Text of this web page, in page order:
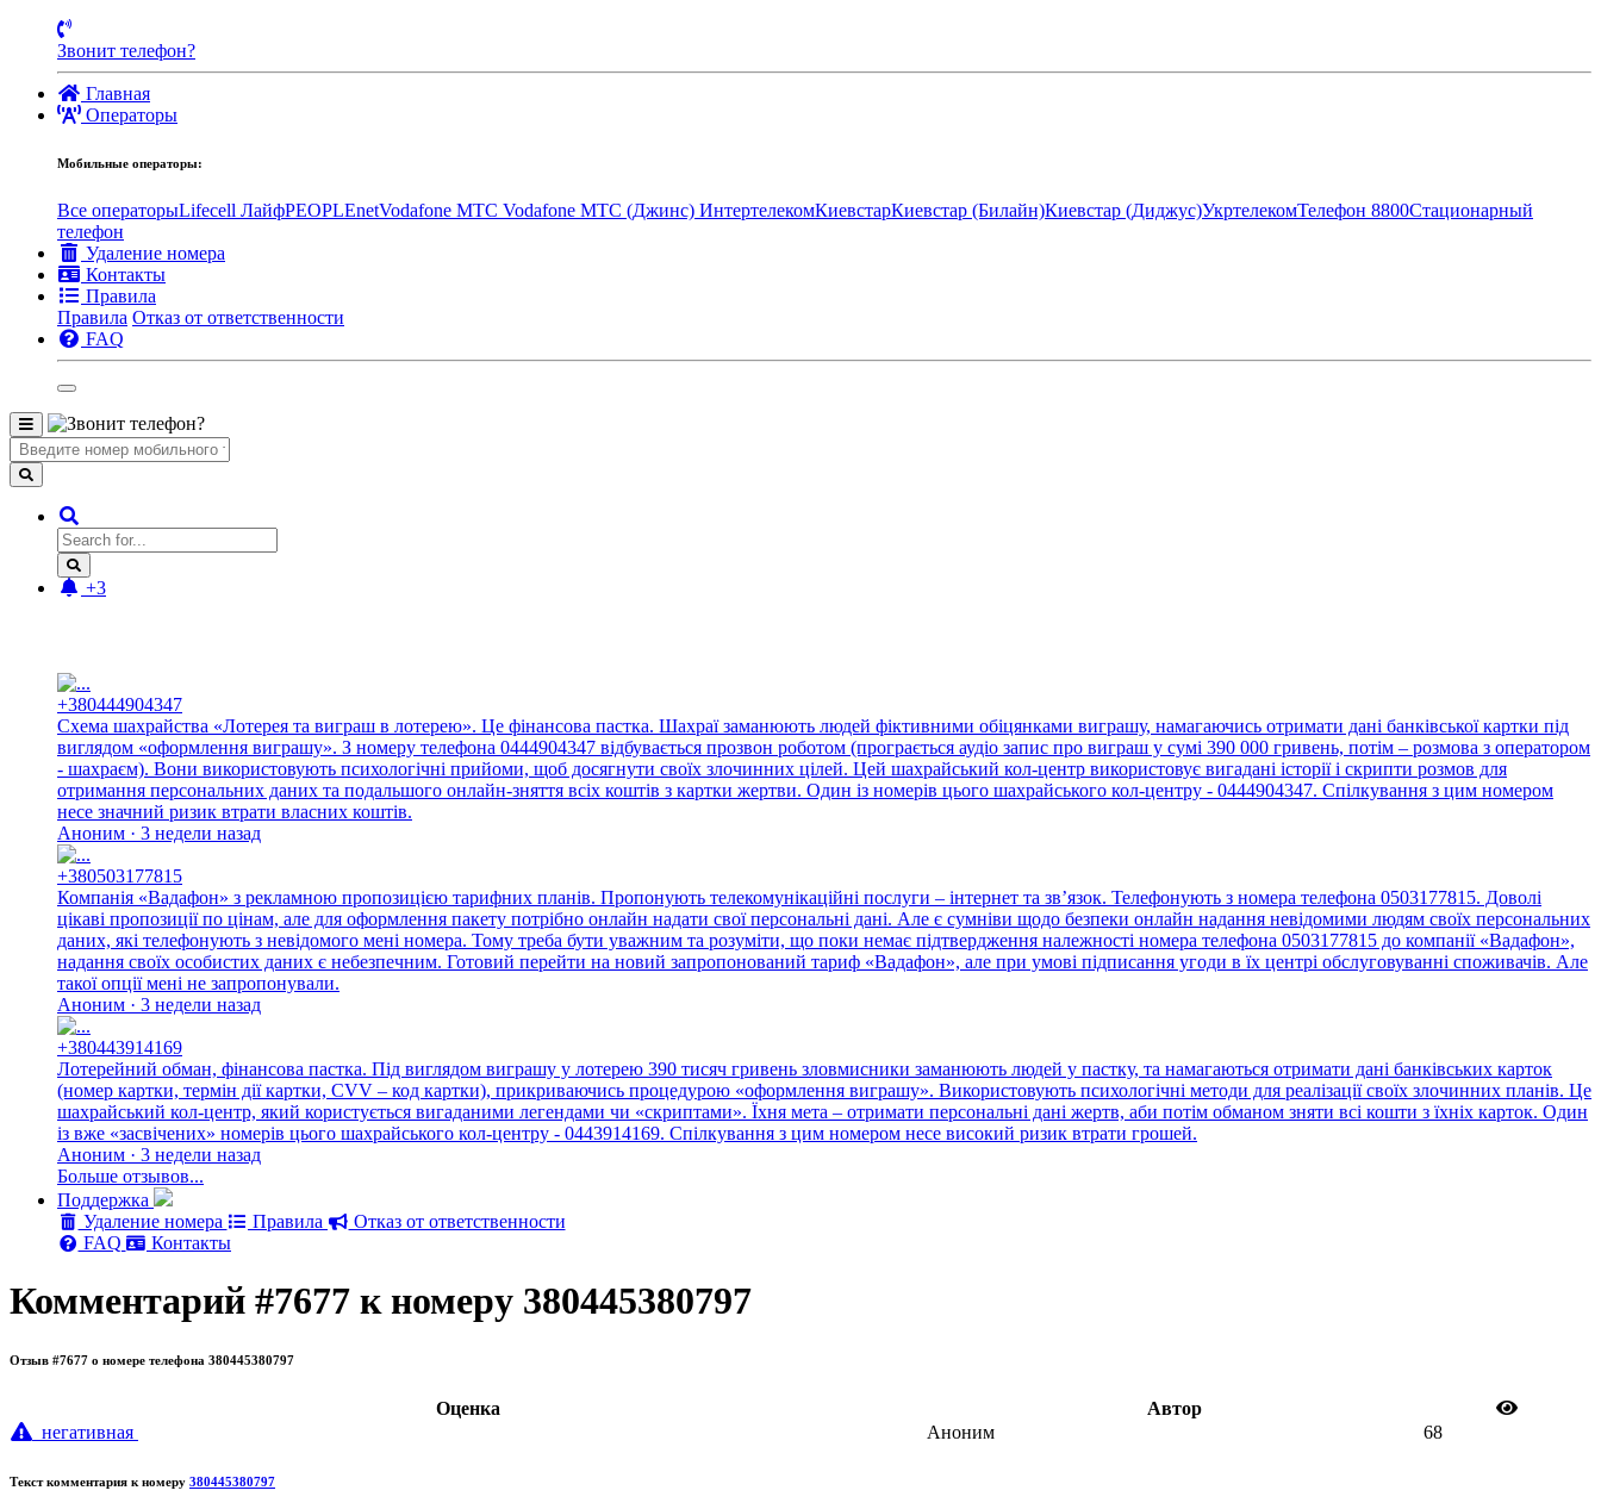
Звонит телефон?
Главная
Операторы
Мобильные операторы:
Все операторыLifecell ЛайфPEOPLEnetVodafone MTC Vodafone МТС (Джинс) ИнтертелекомКиевстарКиевстар (Билайн)Киевстар (Диджус)УкртелекомТелефон 8800Стационарный
телефон
Удаление номера
Контакты
Правила
Правила Отказ от ответственности
FAQ
+3
+380444904347
Схема шахрайства «Лотерея та виграш в лотерею». Це фінансова пастка. Шахраї заманюють людей фіктивними обіцянками виграшу, намагаючись отримати дані банківської картки під
виглядом «оформлення виграшу». З номеру телефона 0444904347 відбувається прозвон роботом (програється аудіо запис про виграш у сумі 390 000 гривень, потім – розмова з оператором
- шахраєм). Вони використовують психологічні прийоми, щоб досягнути своїх злочинних цілей. Цей шахрайський кол-центр використовує вигадані історії і скрипти розмов для
отримання персональних даних та подальшого онлайн-зняття всіх коштів з картки жертви. Один із номерів цього шахрайського кол-центру - 0444904347. Спілкування з цим номером
несе значний ризик втрати власних коштів.
Аноним · 3 недели назад
+380503177815
Компанія «Вадафон» з рекламною пропозицією тарифних планів. Пропонують телекомунікаційні послуги – інтернет та зв’язок. Телефонують з номера телефона 0503177815. Доволі
цікаві пропозиції по цінам, але для оформлення пакету потрібно онлайн надати свої персональні дані. Але є сумніви щодо безпеки онлайн надання невідомими людям своїх персональних
даних, які телефонують з невідомого мені номера. Тому треба бути уважним та розуміти, що поки немає підтвердження належності номера телефона 0503177815 до компанії «Вадафон»,
надання своїх особистих даних є небезпечним. Готовий перейти на новий запропонований тариф «Вадафон», але при умові підписання угоди в їх центрі обслуговуванні споживачів. Але
такої опції мені не запропонували.
Аноним · 3 недели назад
+380443914169
Лотерейний обман, фінансова пастка. Під виглядом виграшу у лотерею 390 тисяч гривень зловмисники заманюють людей у пастку, та намагаються отримати дані банківських карток
(номер картки, термін дії картки, CVV – код картки), прикриваючись процедурою «оформлення виграшу». Використовують психологічні методи для реалізації своїх злочинних планів. Це
шахрайський кол-центр, який користується вигаданими легендами чи «скриптами». Їхня мета – отримати персональні дані жертв, аби потім обманом зняти всі кошти з їхніх карток. Один
із вже «засвічених» номерів цього шахрайського кол-центру - 0443914169. Спілкування з цим номером несе високий ризик втрати грошей.
Аноним · 3 недели назад
Больше отзывов...
Поддержка
Удаление номера
Правила
Отказ от ответственности
FAQ
Контакты
Комментарий #7677 к номеру 380445380797
Отзыв #7677 о номере телефона 380445380797
Oценка
Автор
негативная
Аноним 68
Текст комментария к номеру 380445380797